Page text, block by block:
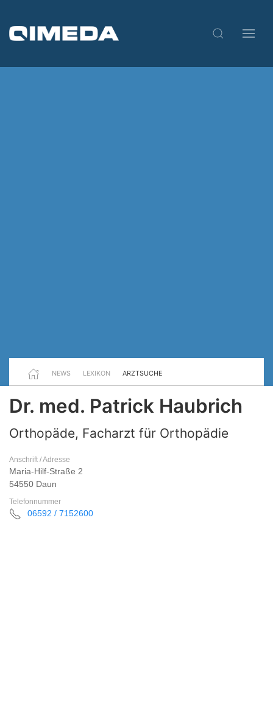
NEWS LEXIKON ARZTSUCHE
Dr. med. Patrick Haubrich
Orthopäde, Facharzt für Orthopädie
Anschrift / Adresse
Maria-Hilf-Straße 2
54550 Daun
Telefonnummer
06592 / 7152600